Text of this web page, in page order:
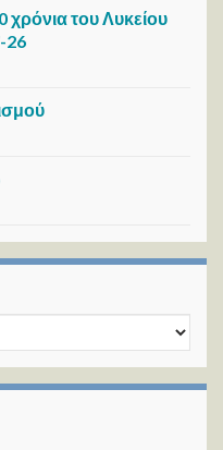
χρόνια του Λυκείου
26